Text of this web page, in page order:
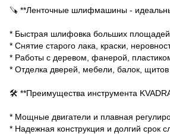
🪚 **Ленточные шлифмашины -
* Быстрая шлифовка больших площадей
* Снятие старого лака, краски,
* Работы с деревом, фанерой,
* Отделка дверей, мебели, балок, щитов
🛠 **Преимущества инструмента
* Мощные двигатели и плавная
* Надежная конструкция и долгий срок